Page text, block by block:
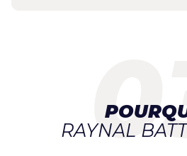
RAYNAL